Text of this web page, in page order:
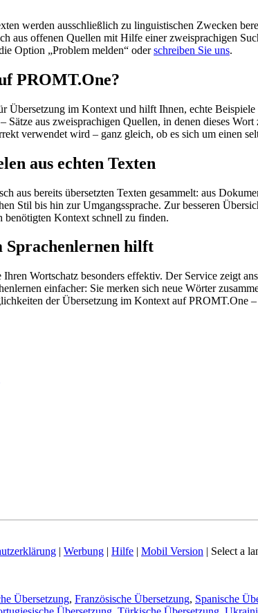
werden ausschließlich zu linguistischen Zwecken
aus offenen Quellen mit Hilfe einer zweisprachigen
Option „Problem melden“ oderschreiben Sie uns.
PROMT.One?
im Kontext und hilft Ihnen, echte
aus zweisprachigen Quellen, in denen dieses
verwendet wird – ganz gleich, ob es sich um einen
aus echten Texten
aus bereits übersetzten Texten gesammelt: aus
Stil bis hin zur Umgangssprache. Zur besseren
benötigten Kontext schnell zu finden.
Sprachenlernen hilft
Wortschatz besonders effektiv. Der Service zeigt
einfacher: Sie merken sich neue Wörter
der Übersetzung im Kontext auf PROMT.One
| Werbung | Hilfe | Mobil Version | Select a
Übersetzung, Französische Übersetzung, Spanische